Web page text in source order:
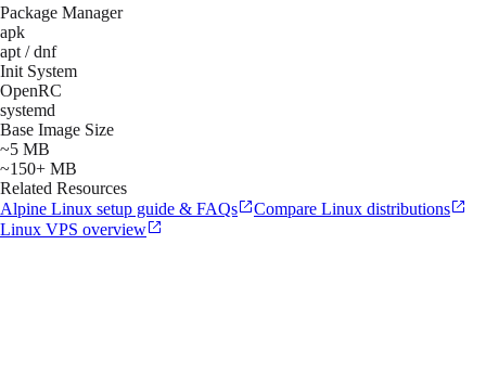
Package Manager
apk
apt / dnf
Init System
OpenRC
systemd
Base Image Size
~5 MB
~150+ MB
Related Resources
Alpine Linux setup guide & FAQs
Compare Linux distributions
Linux VPS overview